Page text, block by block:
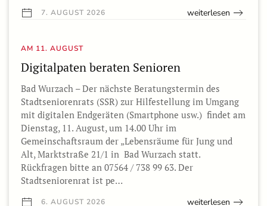
7. AUGUST 2026 weiterlesen
AM 11. AUGUST
Digitalpaten beraten Senioren
Bad Wurzach – Der nächste Beratungstermin des
Stadtseniorenrats (SSR) zur Hilfestellung im Umgang
mit digitalen Endgeräten (Smartphone usw.) findet am
Dienstag, 11. August, um 14.00 Uhr im
Gemeinschaftsraum der „Lebensräume für Jung und
Alt, Marktstraße 21/1 in Bad Wurzach statt.
Rückfragen bitte an 07564 / 738 99 63. Der
Stadtseniorenrat ist pe…
6. AUGUST 2026 weiterlesen